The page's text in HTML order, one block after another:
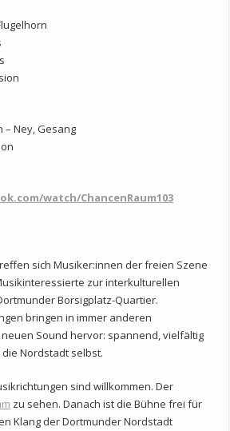
– Ney, Gesang
watch/ChancenRaum103
sich Musiker:innen der freien Szene
zur interkulturellen
Borsigplatz-Quartier.
bringen in immer anderen
Sound hervor: spannend, vielfältig
Nordstadt selbst.
sind willkommen. Der
zu sehen. Danach ist die Bühne frei für
Klang der Dortmunder Nordstadt